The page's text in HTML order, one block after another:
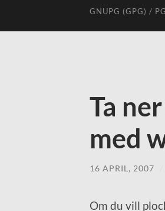
GNUPG (GPG) /
Ta
med
16 APRIL, 2007
Om du vill